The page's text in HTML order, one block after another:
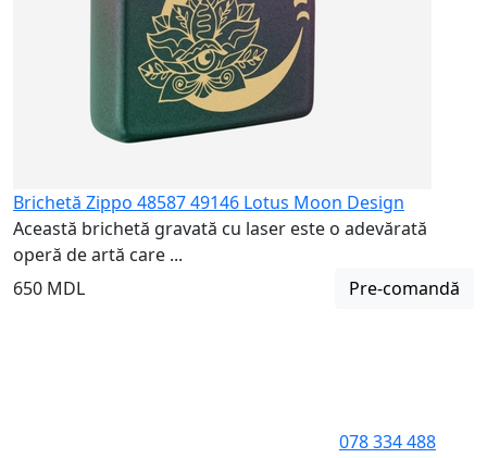
Brichetă Zippo 48587 49146 Lotus Moon Design
Această brichetă gravată cu laser este o adevărată
operă de artă care ...
650 MDL
Pre-comandă
078 334 488